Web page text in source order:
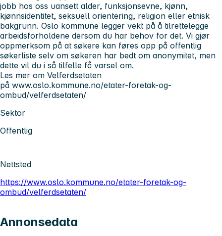
jobb hos oss uansett alder, funksjonsevne, kjønn,
kjønnsidentitet, seksuell orientering, religion eller etnisk
bakgrunn. Oslo kommune legger vekt på å tilrettelegge
arbeidsforholdene dersom du har behov for det. Vi gjør
oppmerksom på at søkere kan føres opp på offentlig
søkerliste selv om søkeren har bedt om anonymitet, men
dette vil du i så tilfelle få varsel om.
Les mer om Velferdsetaten
på www.oslo.kommune.no/etater-foretak-og-
ombud/velferdsetaten/
Sektor
Offentlig
Nettsted
https://www.oslo.kommune.no/etater-foretak-og-
ombud/velferdsetaten/
Annonsedata